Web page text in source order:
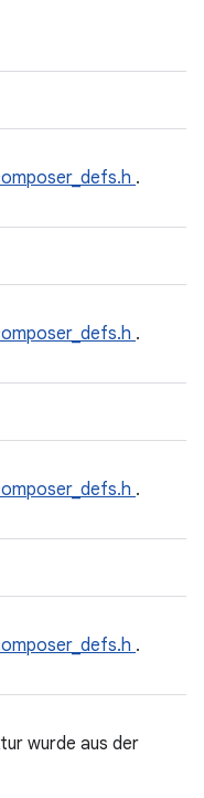
.
.
.
.
wurde aus der